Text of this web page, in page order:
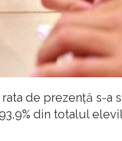
de prezenţă s-a
din totalul